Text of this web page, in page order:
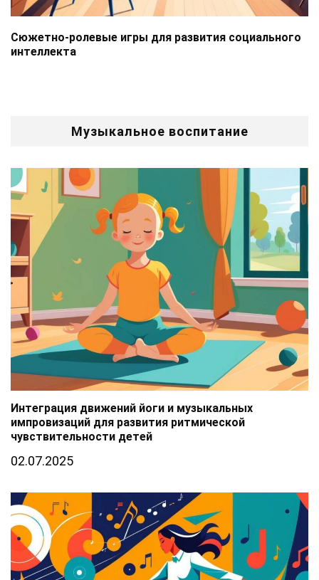
Сюжетно-ролевые игры для развития социального
интеллекта
Музыкальное воспитание
Интеграция движений йоги и музыкальных
импровизаций для развития ритмической
чувствительности детей
02.07.2025